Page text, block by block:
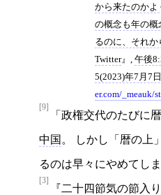
から来たのかよ
の概念も年の
るのに、それ
Twitter
午後
5(2023)年7月7
er.com/_meauk/
[9]
「政権交代のたびに
中国 。 しかし「暦の上
るのは早々にやめてしま
[3]
二十四節気の節入